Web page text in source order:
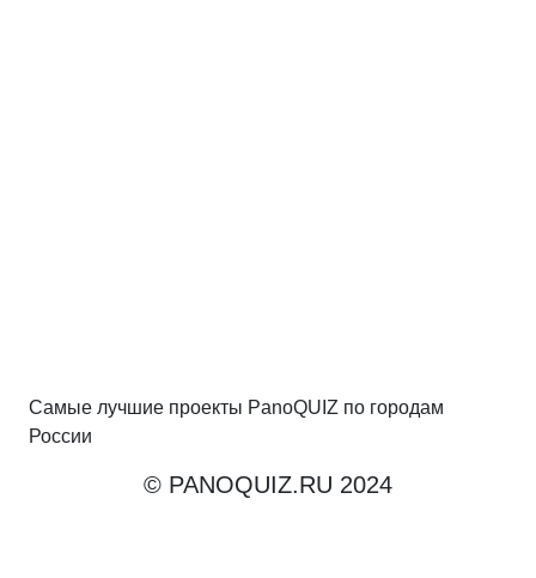
Самые лучшие проекты PanoQUIZ по городам
России
© PANOQUIZ.RU 2024